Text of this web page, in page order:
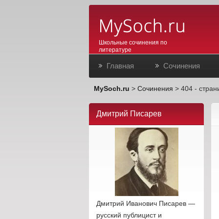
Школьные сочинения по
литературе
Главная Сочинения
MySoch.ru > Сочинения > 404 -
Дмитрий Писарев
Дмитрий Иванович Писарев —
русский публицист и